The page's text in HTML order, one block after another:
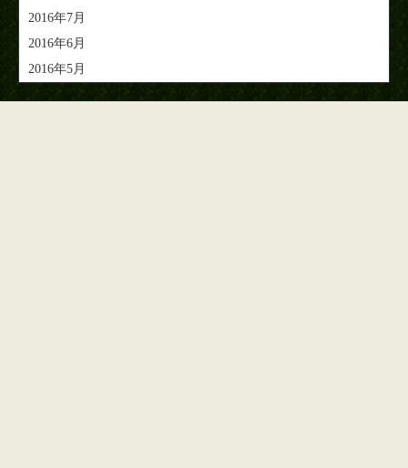
2016年7月
2016年6月
2016年5月